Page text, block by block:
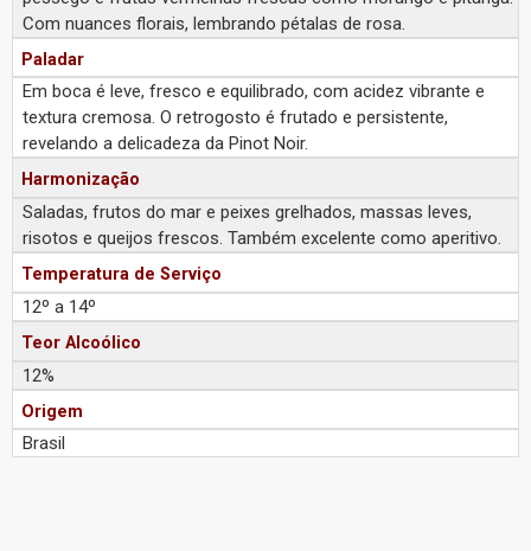
Com nuances florais, lembrando pétalas de rosa.
Paladar
Em boca é leve, fresco e equilibrado, com acidez vibrante e
textura cremosa. O retrogosto é frutado e persistente,
revelando a delicadeza da Pinot Noir.
Harmonização
Saladas, frutos do mar e peixes grelhados, massas leves,
risotos e queijos frescos. Também excelente como aperitivo.
Temperatura de Serviço
12º a 14º
Teor Alcoólico
12%
Origem
Brasil